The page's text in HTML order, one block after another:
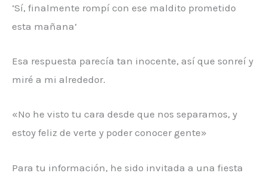
‘Sí, finalmente rompí con ese maldito prometido
esta mañana’
Esa respuesta parecía tan inocente, así que sonreí y
miré a mi alrededor.
«No he visto tu cara desde que nos separamos, y
estoy feliz de verte y poder conocer gente»
Para tu información, he sido invitada a una fiesta